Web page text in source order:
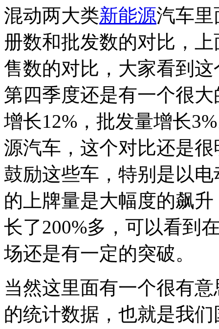
混动两大类新能源汽车里
册数和批发数的对比，
售数的对比，大家看到
第四季度还是有一个很
增长12%，批发量增长
源汽车，这个对比还是
鼓励这些车，特别是以
的上牌量是大幅度的飙
长了200%多，可以看到
场还是有一定的突破。
当然这里面有一个很有
的统计数据，也就是我